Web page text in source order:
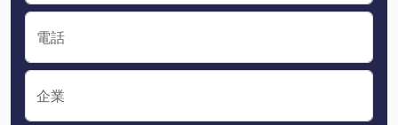
電話
企業